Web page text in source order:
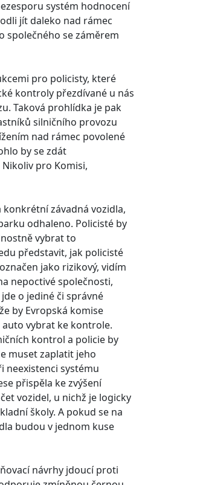
systém hodnocení
jít daleko nad rámec
společného se záměrem
pro policisty, které
kontroly přezdívané u nás
Taková prohlídka je pak
silničního provozu
nad rámec povolené
by se zdát
pro Komisi,
závadná vozidla,
odhaleno. Policisté by
vybrat to
představit, jak policisté
jako rizikový, vidím
nepoctivé společnosti,
o jediné či správné
by Evropská komise
auto vybrat ke kontrole.
kontrol a policie by
muset zaplatit jeho
neexistenci systému
přispěla ke zvýšení
vozidel, u nichž je logicky
školy. A pokud se na
budou v jednom kuse
návrhy jdoucí proti